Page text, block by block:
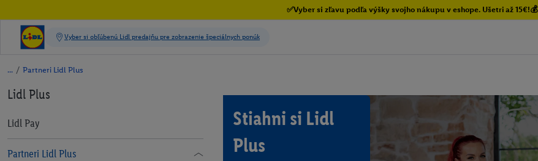
✅Vyber si zľavu podľa výšky svojho nákupu v eshope. Ušetri až 15€!💰
/ Partneri Lidl Plus
Lidl Plus
Lidl Pay
Partneri Lidl Plus
Stiahni si Lidl
Plus